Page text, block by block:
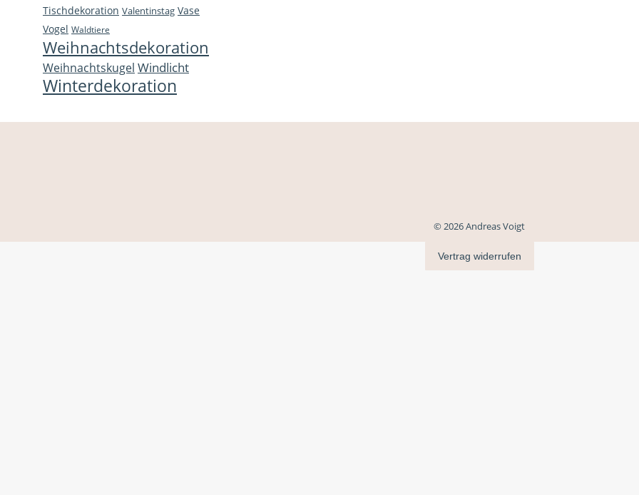
Tischdekoration Valentinstag Vase
Vogel Waldtiere
Weihnachtsdekoration
Weihnachtskugel Windlicht
Winterdekoration
© 2026 Andreas Voigt
Vertrag widerrufen